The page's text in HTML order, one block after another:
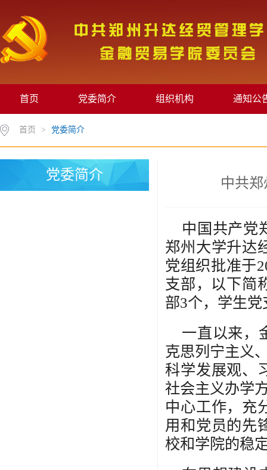
首页 党委简介 组织机构 通知公
首页 > 党委简介
党委简介
中共
中国共产党
郑州大学升达
党组织批准于
支部，以下简
部3个，学生党
一直以来，
克思列宁主义
科学发展观、
社会主义办学
中心工作，充
用和党员的先
校和学院的稳